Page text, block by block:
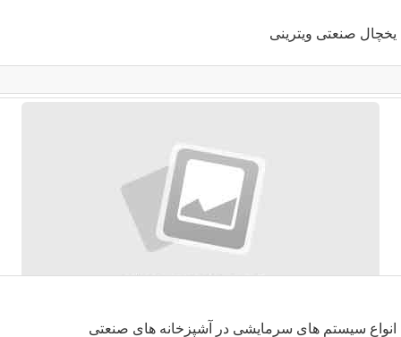
یخچال صنعتی ویترینی
انواع سیستم های سرمایشی در آشپزخانه های صنعتی